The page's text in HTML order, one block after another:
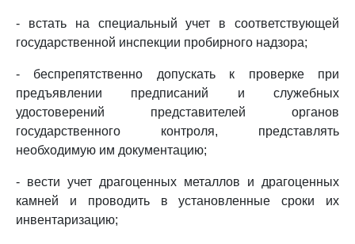
- встать на специальный учет в соответствующей
государственной инспекции пробирного надзора;
- беспрепятственно допускать к проверке при
предъявлении предписаний и служебных
удостоверений представителей органов
государственного контроля, представлять
необходимую им документацию;
- вести учет драгоценных металлов и драгоценных
камней и проводить в установленные сроки их
инвентаризацию;